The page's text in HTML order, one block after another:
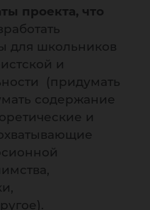
проекта, что
для школьников
и
(придумать
содержание
и